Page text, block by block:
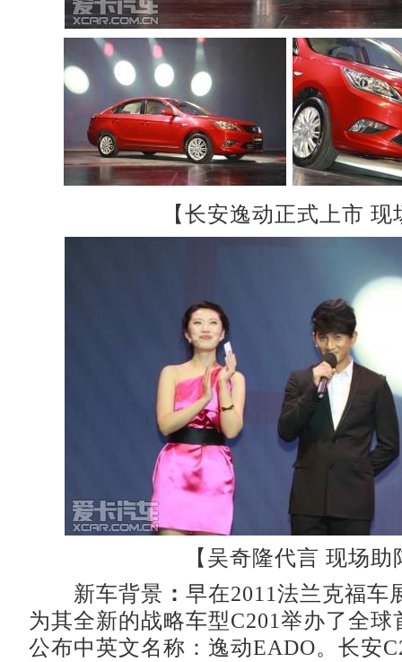
【长安逸动正式上市 现
【吴奇隆代言 现场助
新车背景 ： 早在2011法兰克福车
为其全新的战略车型C201举办了全球
公布中英文名称：逸动EADO。长安